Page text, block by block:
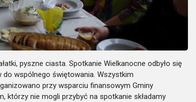
pyszne ciasta. Spotkanie Wielkanocne odbyło się
wspólnego świętowania. Wszystkim
przy wsparciu finansowym Gminy
którzy nie mogli przybyć na spotkanie składamy